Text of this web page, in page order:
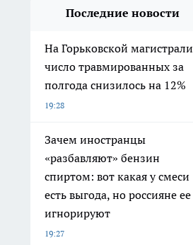
Последние новости
На Горьковской магистрали
число травмированных за
полгода снизилось на 12%
19:28
Зачем иностранцы
«разбавляют» бензин
спиртом: вот какая у смеси
есть выгода, но россияне ее
игнорируют
19:27